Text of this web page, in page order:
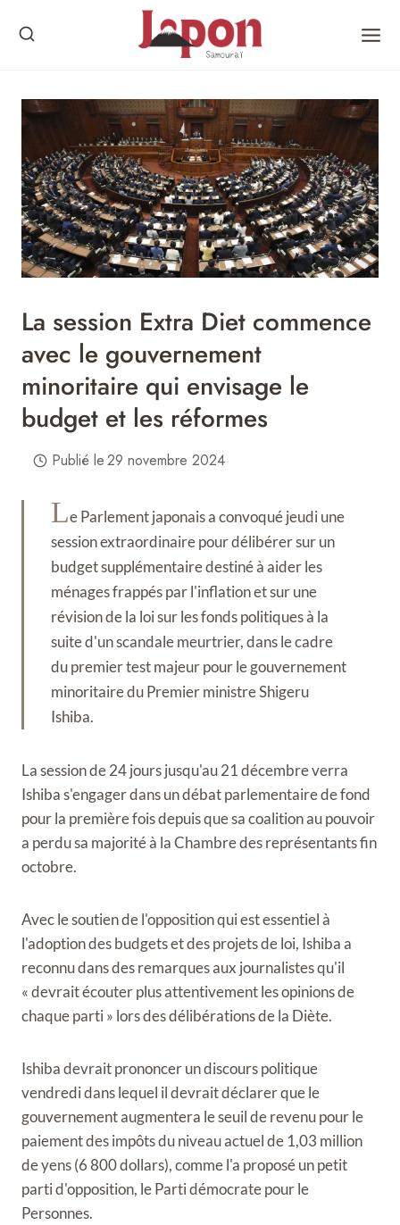
La session Extra Diet commence
avec le gouvernement
minoritaire qui envisage le
budget et les réformes
Publié le29 novembre 2024
Le Parlement japonais a convoqué jeudi une
session extraordinaire pour délibérer sur un
budget supplémentaire destiné à aider les
ménages frappés par l'inflation et sur une
révision de la loi sur les fonds politiques à la
suite d'un scandale meurtrier, dans le cadre
du premier test majeur pour le gouvernement
minoritaire du Premier ministre Shigeru
Ishiba.
La session de 24 jours jusqu'au 21 décembre verra
Ishiba s'engager dans un débat parlementaire de fond
pour la première fois depuis que sa coalition au pouvoir
a perdu sa majorité à la Chambre des représentants fin
octobre.
Avec le soutien de l'opposition qui est essentiel à
l'adoption des budgets et des projets de loi, Ishiba a
reconnu dans des remarques aux journalistes qu'il
« devrait écouter plus attentivement les opinions de
chaque parti » lors des délibérations de la Diète.
Ishiba devrait prononcer un discours politique
vendredi dans lequel il devrait déclarer que le
gouvernement augmentera le seuil de revenu pour le
paiement des impôts du niveau actuel de 1,03 million
de yens (6 800 dollars), comme l'a proposé un petit
parti d'opposition, le Parti démocrate pour le
Personnes.